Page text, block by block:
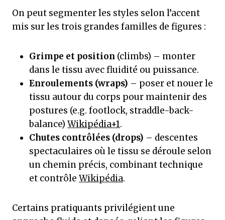
On peut segmenter les styles selon l’accent
mis sur les trois grandes familles de figures :
Grimpe et position (climbs) – monter
dans le tissu avec fluidité ou puissance.
Enroulements (wraps) – poser et nouer le
tissu autour du corps pour maintenir des
postures (e.g. footlock, straddle-back-
balance) Wikipédia+1.
Chutes contrôlées (drops) – descentes
spectaculaires où le tissu se déroule selon
un chemin précis, combinant technique
et contrôle Wikipédia.
Certains pratiquants privilégient une